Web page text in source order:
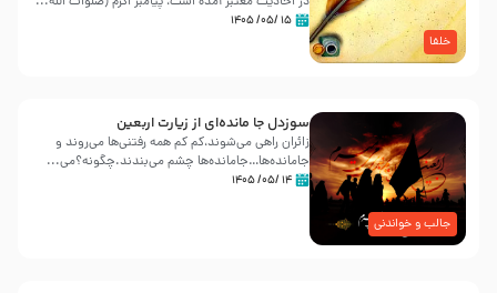
خلفا
۱۵ /۰۵/ ۱۴۰۵
جالب و خواندنی
سوزدل جا مانده‌ای از زیارت اربعین
زائران راهی می‌شوند،کم‌ کم همه رفتنی‌ها می‌روند و
جامانده‌ها…جامانده‌ها چشم می‌بندند.چگونه؟می‌...
۱۴ /۰۵/ ۱۴۰۵